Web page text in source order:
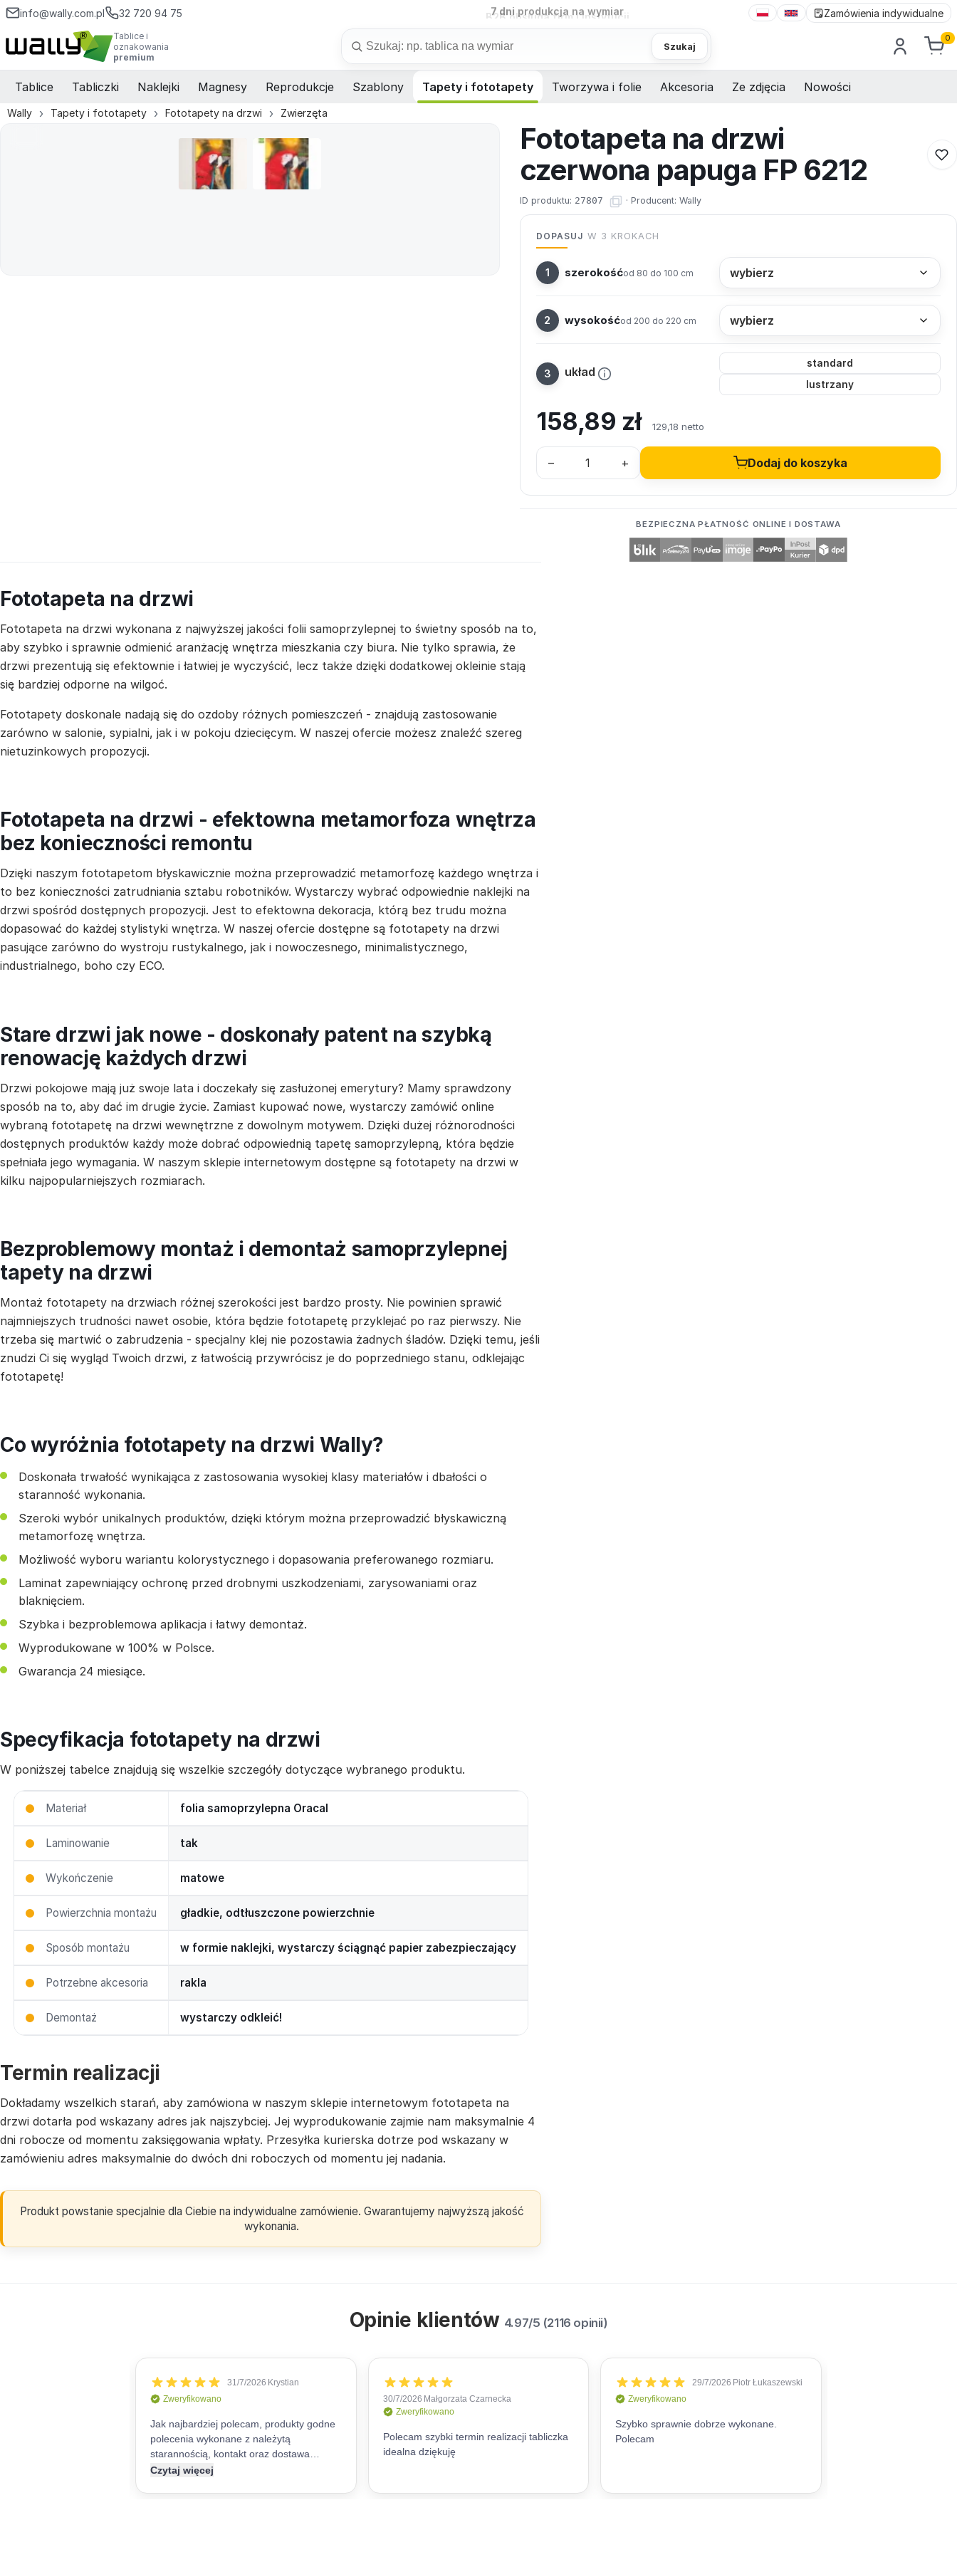
info@wally.com.pl 32 720 94 75 B2Bobsługa firm i instytucji Zamówienia indywidualne
Tablice i
oznakowania
premium
Szukaj
0
Tablice Tabliczki Naklejki Magnesy Reprodukcje Szablony Tapety i fototapety Tworzywa i folie Akcesoria Ze zdjęcia Nowości
Wally Tapety i fototapety Fototapety na drzwi Zwierzęta
Fototapeta na drzwi
czerwona papuga FP 6212
ID produktu: 27807 · Producent: Wally
DOPASUJ W 3 KROKACH
szerokośćod 80 do 100 cm
wysokośćod 200 do 220 cm
układ
standard
lustrzany
158,89 zł 129,18 netto
– + Dodaj do koszyka
BEZPIECZNA PŁATNOŚĆ ONLINE I DOSTAWA
Fototapeta na drzwi
Fototapeta na drzwi wykonana z najwyższej jakości folii samoprzylepnej to świetny sposób na to,
aby szybko i sprawnie odmienić aranżację wnętrza mieszkania czy biura. Nie tylko sprawia, że
drzwi prezentują się efektownie i łatwiej je wyczyścić, lecz także dzięki dodatkowej okleinie stają
się bardziej odporne na wilgoć.
Fototapety doskonale nadają się do ozdoby różnych pomieszczeń - znajdują zastosowanie
zarówno w salonie, sypialni, jak i w pokoju dziecięcym. W naszej ofercie możesz znaleźć szereg
nietuzinkowych propozycji.
Fototapeta na drzwi - efektowna metamorfoza wnętrza
bez konieczności remontu
Dzięki naszym fototapetom błyskawicznie można przeprowadzić metamorfozę każdego wnętrza i
to bez konieczności zatrudniania sztabu robotników. Wystarczy wybrać odpowiednie naklejki na
drzwi spośród dostępnych propozycji. Jest to efektowna dekoracja, którą bez trudu można
dopasować do każdej stylistyki wnętrza. W naszej ofercie dostępne są fototapety na drzwi
pasujące zarówno do wystroju rustykalnego, jak i nowoczesnego, minimalistycznego,
industrialnego, boho czy ECO.
Stare drzwi jak nowe - doskonały patent na szybką
renowację każdych drzwi
Drzwi pokojowe mają już swoje lata i doczekały się zasłużonej emerytury? Mamy sprawdzony
sposób na to, aby dać im drugie życie. Zamiast kupować nowe, wystarczy zamówić online
wybraną fototapetę na drzwi wewnętrzne z dowolnym motywem. Dzięki dużej różnorodności
dostępnych produktów każdy może dobrać odpowiednią tapetę samoprzylepną, która będzie
spełniała jego wymagania. W naszym sklepie internetowym dostępne są fototapety na drzwi w
kilku najpopularniejszych rozmiarach.
Bezproblemowy montaż i demontaż samoprzylepnej
tapety na drzwi
Montaż fototapety na drzwiach różnej szerokości jest bardzo prosty. Nie powinien sprawić
najmniejszych trudności nawet osobie, która będzie fototapetę przyklejać po raz pierwszy. Nie
trzeba się martwić o zabrudzenia - specjalny klej nie pozostawia żadnych śladów. Dzięki temu, jeśli
znudzi Ci się wygląd Twoich drzwi, z łatwością przywrócisz je do poprzedniego stanu, odklejając
fototapetę!
Co wyróżnia fototapety na drzwi Wally?
Doskonała trwałość wynikająca z zastosowania wysokiej klasy materiałów i dbałości o
staranność wykonania.
Szeroki wybór unikalnych produktów, dzięki którym można przeprowadzić błyskawiczną
metamorfozę wnętrza.
Możliwość wyboru wariantu kolorystycznego i dopasowania preferowanego rozmiaru.
Laminat zapewniający ochronę przed drobnymi uszkodzeniami, zarysowaniami oraz
blaknięciem.
Szybka i bezproblemowa aplikacja i łatwy demontaż.
Wyprodukowane w 100% w Polsce.
Gwarancja 24 miesiące.
Specyfikacja fototapety na drzwi
W poniższej tabelce znajdują się wszelkie szczegóły dotyczące wybranego produktu.
Materiał folia samoprzylepna Oracal
Laminowanie tak
Wykończenie matowe
Powierzchnia montażu gładkie, odtłuszczone powierzchnie
Sposób montażu w formie naklejki, wystarczy ściągnąć papier zabezpieczający
Potrzebne akcesoria rakla
Demontaż wystarczy odkleić!
Termin realizacji
Dokładamy wszelkich starań, aby zamówiona w naszym sklepie internetowym fototapeta na
drzwi dotarła pod wskazany adres jak najszybciej. Jej wyprodukowanie zajmie nam maksymalnie 4
dni robocze od momentu zaksięgowania wpłaty. Przesyłka kurierska dotrze pod wskazany w
zamówieniu adres maksymalnie do dwóch dni roboczych od momentu jej nadania.
Produkt powstanie specjalnie dla Ciebie na indywidualne zamówienie. Gwarantujemy najwyższą jakość
wykonania.
Opinie klientów 4.97/5 (2116 opinii)